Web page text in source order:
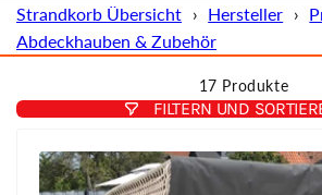
Strandkorb Übersicht › Hersteller ›
Abdeckhauben & Zubehör
17 Produkte
FILTERN UND